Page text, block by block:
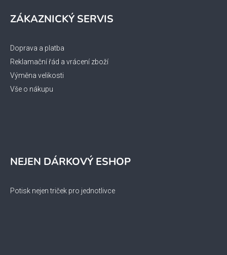
ZÁKAZNICKÝ SERVIS
Doprava a platba
Reklamační řád a vrácení zboží
Výměna velikosti
Vše o nákupu
NEJEN DÁRKOVÝ ESHOP
Potisk nejen triček pro jednotlivce